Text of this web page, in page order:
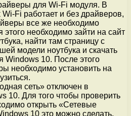
для Wi-Fi модуля. В
Wi-Fi работает и без драйверов,
все же необходимо
этого необходимо зайти на сайт
найти там страницу с
модели ноутбука и скачать
Windows 10. После этого
необходимо установить на
сеть» отключен в
10. Для того чтобы проверить
открыть «Сетевые
10 это можно сделать,